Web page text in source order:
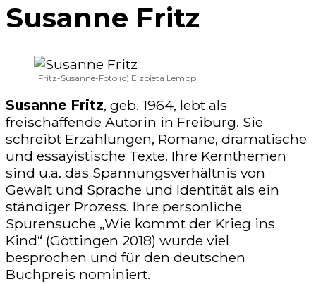
Susanne Fritz
Fritz-Susanne-Foto (c) Elzbieta Lempp
Susanne Fritz, geb. 1964, lebt als
freischaffende Autorin in Freiburg. Sie
schreibt Erzählungen, Romane, dramatische
und essayistische Texte. Ihre Kernthemen
sind u.a. das Spannungsverhältnis von
Gewalt und Sprache und Identität als ein
ständiger Prozess. Ihre persönliche
Spurensuche „Wie kommt der Krieg ins
Kind“ (Göttingen 2018) wurde viel
besprochen und für den deutschen
Buchpreis nominiert.